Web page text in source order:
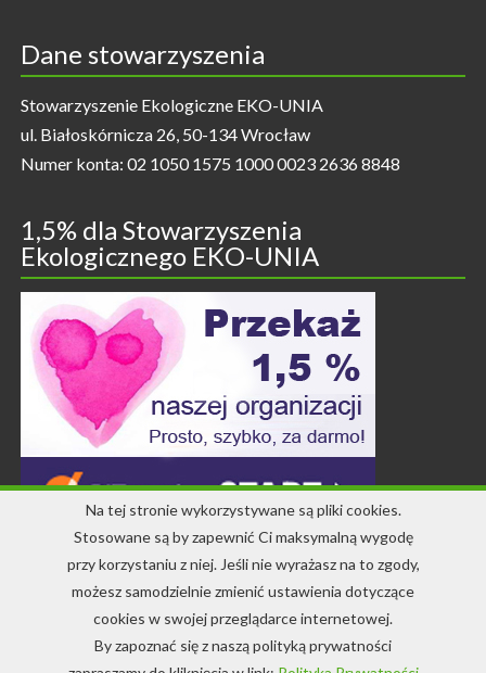
Dane stowarzyszenia
Stowarzyszenie Ekologiczne EKO-UNIA
ul. Białoskórnicza 26, 50-134 Wrocław
Numer konta: 02 1050 1575 1000 0023 2636 8848
1,5% dla Stowarzyszenia
Ekologicznego EKO-UNIA
Kontakt
info-ekounia@eko.org.pl
Na tej stronie wykorzystywane są pliki cookies.
Stosowane są by zapewnić Ci maksymalną wygodę
przy korzystaniu z niej. Jeśli nie wyrażasz na to zgody,
możesz samodzielnie zmienić ustawienia dotyczące
cookies w swojej przeglądarce internetowej.
By zapoznać się z naszą polityką prywatności